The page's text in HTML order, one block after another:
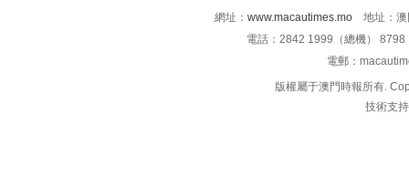
網址： www.macautimes.mo 地址：澳
電話：2842 1999（總機）
電郵：
版權屬于澳門時報所有.
技術支